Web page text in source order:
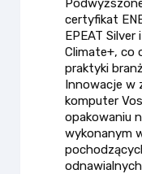
certyfikat
EPEAT Silver
Climate+, co
praktyki
Innowacje w
komputer
opakowaniu
wykonanym